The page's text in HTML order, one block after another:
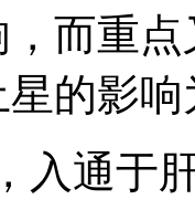
而重
的影
通于肝